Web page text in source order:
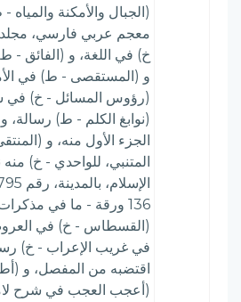
(الجبال والأمكنة
معجم عربي فارسي،
خ) في اللغة، و (الفائق
و (المستقصى - ط) في
(نوابغ الكلم - ط) رسالة،
الجزء الأول منه، و
المتنبي، للواحدي - خ)
136 ورقة - ما في
(القسطاس - خ) في
في غريب الإعراب - خ)
اقتضبه من المفصل، و
(أعجب العجب في شرح